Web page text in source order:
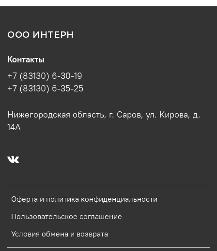
ООО ИНТЕРН
Оферта и политика конфиденциальности
Пользовательское соглашение
Условия обмена и возврата
Контакты
+7 (83130) 6-30-19
+7 (83130) 6-35-25
Нижегородская область, г. Саров, ул. Кирова, д.
14А